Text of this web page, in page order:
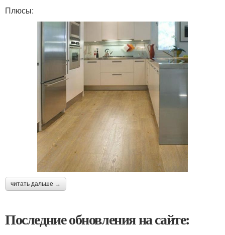
Плюсы:
читать дальше →
Последние обновления на сайте: